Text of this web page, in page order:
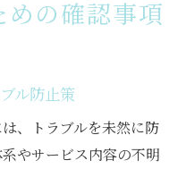
めの確認事項
ル防止策
、トラブルを未然に防
やサービス内容の不明